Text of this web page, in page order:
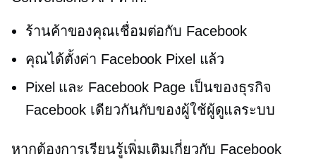
ร้านค้าของคุณเชื่อมต่อกับ Facebook
คุณได้ตั้งค่า Facebook Pixel แล้ว
Pixel และ Facebook Page เป็นของธุรกิจ
Facebook เดียวกันกับของผู้ใช้ผู้ดูแลระบบ
หากต้องการเรียนรู้เพิ่มเติมเกี่ยวกับ Facebook